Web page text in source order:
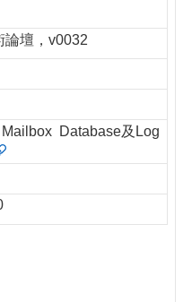
論壇，v0032
Database及Log